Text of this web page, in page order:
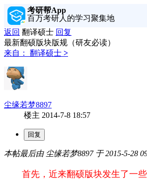
考研帮App
百万考研人的学习聚集地
返回 翻译硕士 回复
最新翻硕版块版规（研友必读）
来自：
翻译硕士 >
尘缘若梦8897
楼主 2014-7-8 18:57
本帖最后由 尘缘若梦8897 于 2015-5-28
首先，近来翻硕版块发生了一